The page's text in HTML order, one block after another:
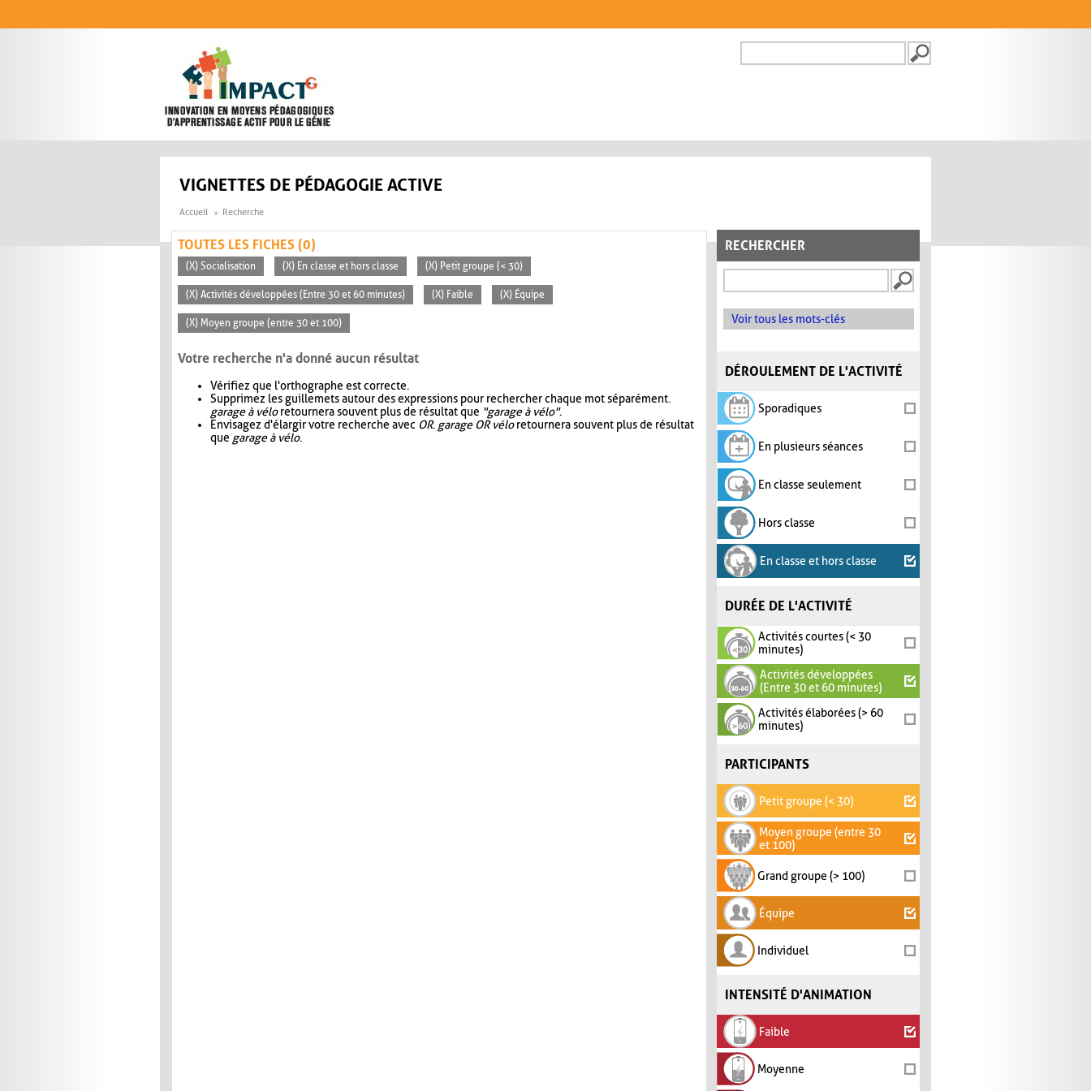
FORMULAIRE DE
VIGNETTES DE PÉDAGOGIE ACTIVE
Accueil Recherche
RECHERCHER
Voir tous les mots-clés
DÉROULEMENT DE L'ACTIVITÉ
Sporadiques
En plusieurs séances
En classe seulement
Hors classe
En classe et hors classe
DURÉE DE L'ACTIVITÉ
Activités courtes (< 30
minutes)
Activités développées
(Entre 30 et 60 minutes)
Activités élaborées (> 60
minutes)
PARTICIPANTS
Petit groupe (< 30)
Moyen groupe (entre 30
et 100)
Grand groupe (> 100)
Équipe
Individuel
INTENSITÉ D'ANIMATION
Faible
Moyenne
TOUTES LES FICHES (0)
(X) Socialisation (X) En classe et hors classe (X) Petit groupe (< 30)
(X) Activités développées (Entre 30 et 60 minutes) (X) Faible (X) Équipe
(X) Moyen groupe (entre 30 et 100)
Votre recherche n'a donné aucun résultat
Vérifiez que l'orthographe est correcte.
Supprimez les guillemets autour des expressions pour rechercher chaque mot séparément.
garage à véloretournera souvent plus de résultat que "garage à vélo".
Envisagez d'élargir votre recherche avec OR. garage OR véloretournera souvent plus de résultat
que garage à vélo.